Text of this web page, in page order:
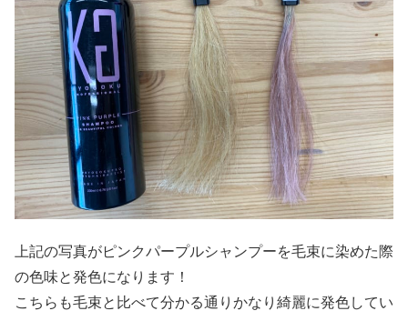
上記の写真がピンクパープルシャンプーを毛束に染めた際
の色味と発色になります！
こちらも毛束と比べて分かる通りかなり綺麗に発色してい